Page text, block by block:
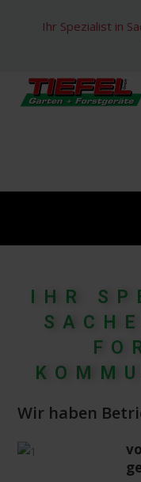
Ihr Spezialist in
IHR
Wir haben